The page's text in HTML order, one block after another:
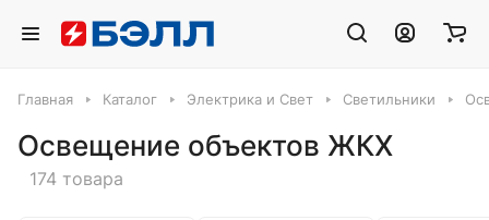
Главная Каталог Электрика и Свет Светильники
Освещение объектов ЖКХ
174 товара